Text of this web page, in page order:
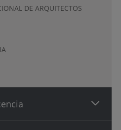
DE ARQUITECTOS